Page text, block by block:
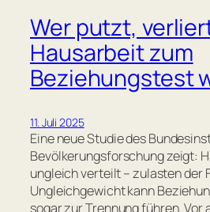
Wer putzt,
Hausarbeit zum
Beziehungstest
11. Juli 2025
Eine neue Studie des
Bevölkerungsforschung zeigt:
ungleich verteilt – zulasten der
Ungleichgewicht kann
sogar zur Trennung führen. Vor